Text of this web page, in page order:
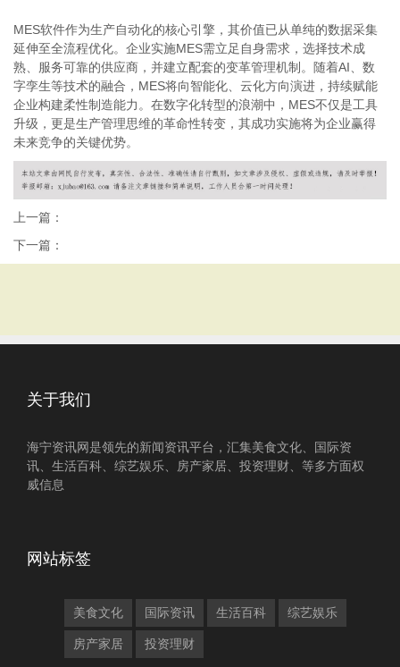
MES软件作为生产自动化的核心引擎，其价值已从单纯的数据采集
延伸至全流程优化。企业实施MES需立足自身需求，选择技术成
熟、服务可靠的供应商，并建立配套的变革管理机制。随着AI、数
字孪生等技术的融合，MES将向智能化、云化方向演进，持续赋能
企业构建柔性制造能力。在数字化转型的浪潮中，MES不仅是工具
升级，更是生产管理思维的革命性转变，其成功实施将为企业赢得
未来竞争的关键优势。
上一篇：
下一篇：
关于我们
海宁资讯网是领先的新闻资讯平台，汇集美食文化、国际资
讯、生活百科、综艺娱乐、房产家居、投资理财、等多方面权
威信息
网站标签
美食文化 国际资讯 生活百科 综艺娱乐
房产家居 投资理财